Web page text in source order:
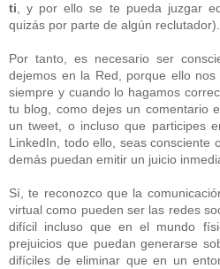
ti , y por ello se te pueda juzgar
quizás por parte de algún reclutador).
Por tanto, es necesario ser
dejemos en la Red, porque ello
siempre y cuando lo hagamos
tu blog, como dejes un comentario
un tweet, o incluso que participes
LinkedIn, todo ello, seas consciente
demás puedan emitir un juicio
Sí, te reconozco que la
virtual como pueden ser las redes
difícil incluso que en el mundo
prejuicios que puedan generarse
difíciles de eliminar que en un